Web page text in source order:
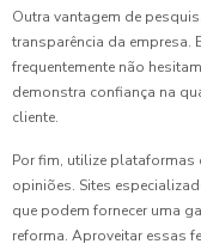
Outra vantagem de
transparência da empresa.
frequentemente não
demonstra confiança na
cliente.
Por fim, utilize plataformas
opiniões. Sites
que podem fornecer uma
reforma. Aproveitar essas